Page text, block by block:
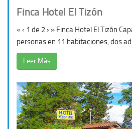
Finca Hotel El Tizón
« ‹ 1 de 2 › » Finca Hotel El Tizón
personas en 11 habitaciones, dos
Leer Más